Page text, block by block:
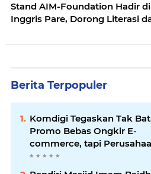
Stand AIM-Foundation Hadir
Inggris Pare, Dorong Literasi
Berita Terpopuler
Komdigi Tegaskan Tak
Promo Bebas Ongkir E-
commerce, tapi
Kurir